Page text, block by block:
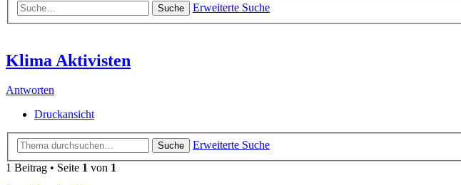
Suche Erweiterte Suche
Klima Aktivisten
Antworten
Druckansicht
Suche
Erweiterte Suche
1 Beitrag • Seite 1 von 1